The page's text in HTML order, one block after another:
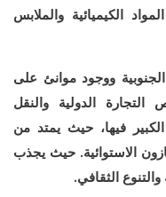
الكيميائية والملابس
ووجود موانئ على
التجارة الدولية والنقل
فيها، حيث يمتد من
الاستوائية. حيث يجذب
والتنوع الثقافي.